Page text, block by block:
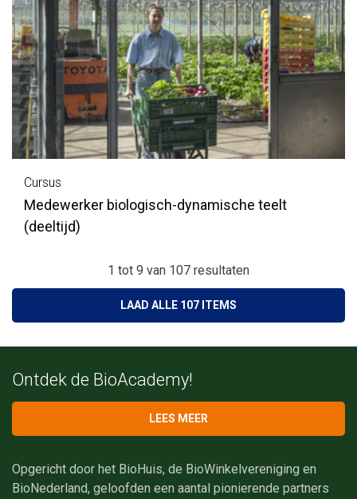
Cursus
Medewerker biologisch-dynamische teelt
(deeltijd)
1 tot 9 van 107 resultaten
LAAD ALLE 107 ITEMS
Ontdek de BioAcademy!
LEES MEER
Opgericht door het BioHuis, de BioWinkelvereniging en
BioNederland, geloofden een aantal pionierende partners